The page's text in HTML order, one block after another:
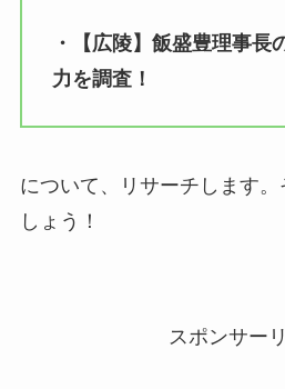
・【広陵】飯盛豊理事長
力を調査！
について、リサーチします
しょう！
スポンサー